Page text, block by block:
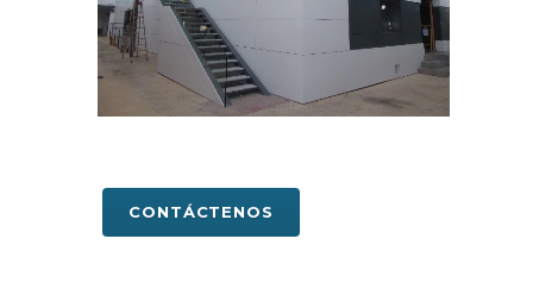
CONTÁCTENOS